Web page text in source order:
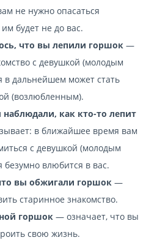
не нужно опасаться
будет не до вас.
что вы лепили горшок —
с девушкой (молодым
в дальнейшем может стать
(возлюбленным).
как кто-то лепит
в ближайшее время вам
с девушкой (молодым
безумно влюбится в вас.
вы обжигали горшок —
старинное знакомство.
горшок — означает, что вы
свою жизнь.